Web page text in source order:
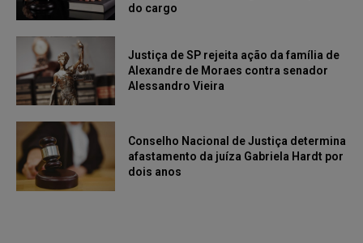
do cargo
Justiça de SP rejeita ação da família de
Alexandre de Moraes contra senador
Alessandro Vieira
Conselho Nacional de Justiça determina
afastamento da juíza Gabriela Hardt por
dois anos